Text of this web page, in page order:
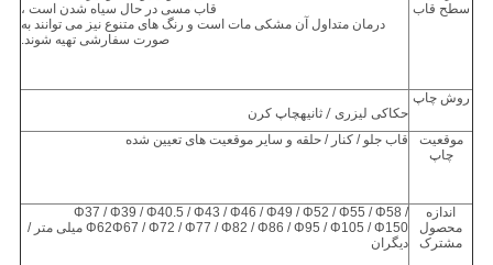
سطح قاب
قاب مسی در حال سیاه شدن است ،
درمان متداول آن مشکی مات است و رنگ های متنوع نیز می توانند به
صورت سفارشی تهیه شوند.
روش چاپ
حکاکی لیزری / ثانیهچاپ کرن
موقعیت
چاپ
قاب جلو / کنار / حلقه و سایر موقعیت های تعیین شده
اندازه
محصول
مشترک
Φ37 / Φ39 / Φ40.5 / Φ43 / Φ46 / Φ49 / Φ52 / Φ55 / Φ58 /
Φ62Φ67 / Φ72 / Φ77 / Φ82 / Φ86 / Φ95 / Φ105 / Φ150 میلی متر /
دیگران